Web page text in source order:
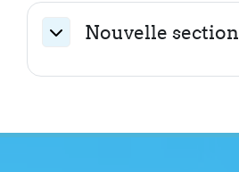
Replier
Nouvelle section